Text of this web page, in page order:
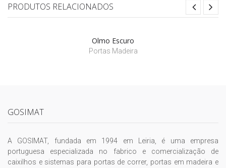
PRODUTOS RELACIONADOS
Olmo Escuro
Portas Madeira
GOSIMAT
A GOSIMAT, fundada em 1994 em Leiria, é uma empresa
portuguesa especializada no fabrico e comercialização de
caixilhos e sistemas para portas de correr, portas em madeira e